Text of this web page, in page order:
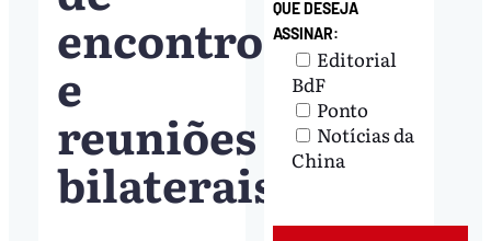
encontros
e
reuniões
bilaterais
QUE DESEJA
ASSINAR:
Editorial
BdF
Ponto
Notícias da
China